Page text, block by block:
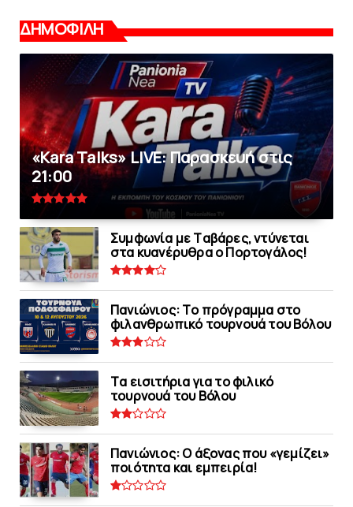
ΔΗΜΟΦΙΛΗ
«Kara Talks» LIVE: Παρασκευή στις
21:00
Συμφωνία με Tαβάρες, ντύνεται
στα κυανέρυθρα ο Πορτογάλος!
Πανιώνιoς: Tο πρόγραμμα στο
φιλανθρωπικό τουρνουά του Bόλου
Tα εισιτήρια για το φιλικό
τουρνουά του Bόλου
Πανιώνιος: O άξονας που «γεμίζει»
ποιότητα και εμπειρία!